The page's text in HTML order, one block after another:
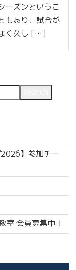
ーズンというこ
もあり、試合が
く久し […]
】参加チー
室 会員募集中！